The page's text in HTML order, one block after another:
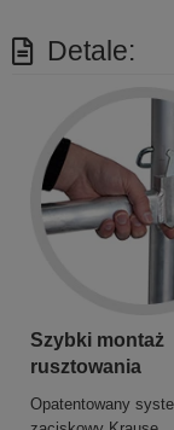
Detale:
Szybki montaż
rusztowania
Opatentowany